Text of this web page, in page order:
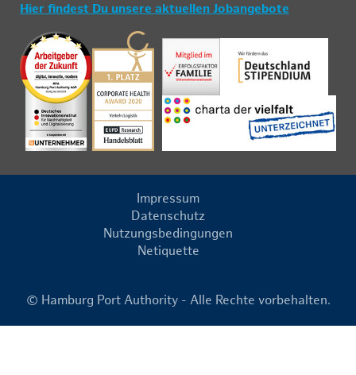
Hier findest Du unsere aktuellen Jobangebote
Impressum
Datenschutz
Nutzungsbedingungen
Netiquette
© Hamburg Port Authority - Alle Rechte vorbehalten.